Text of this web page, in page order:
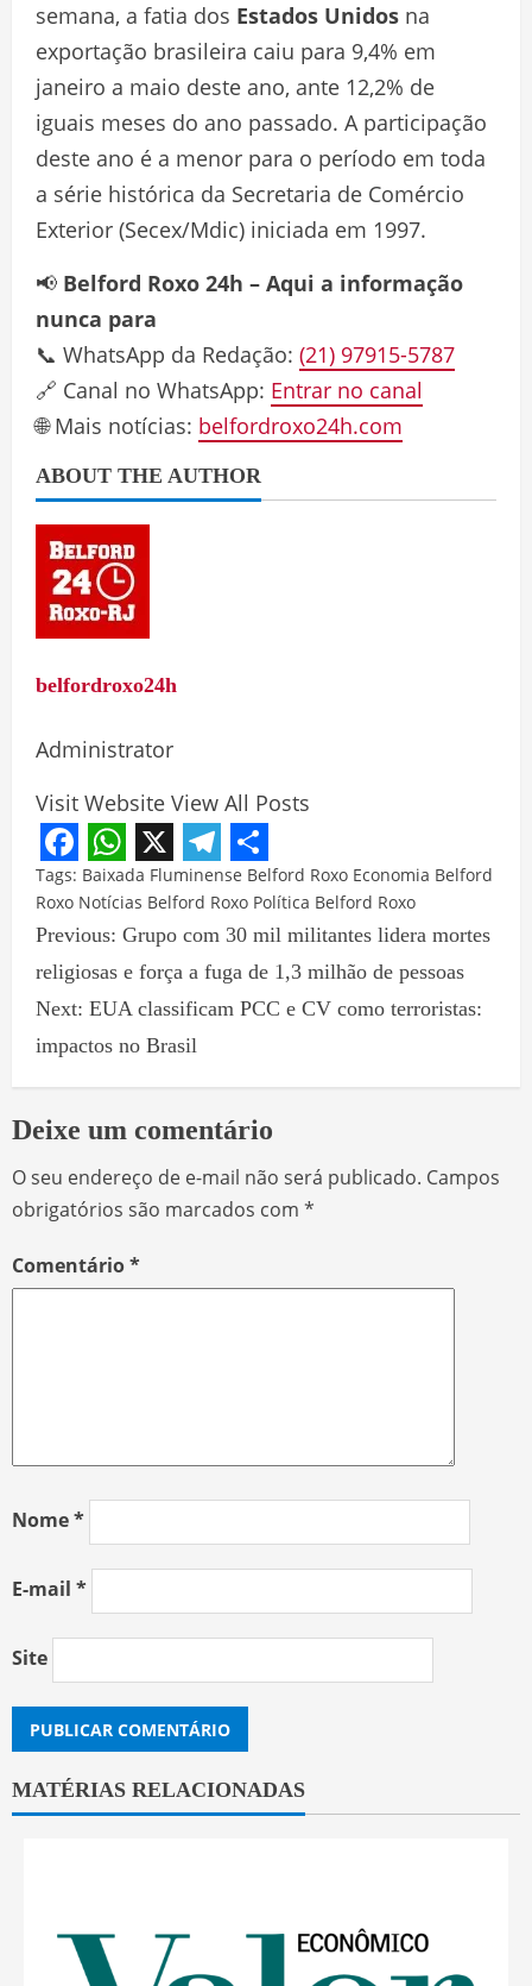
semana, a fatia dos Estados Unidos na
exportação brasileira caiu para 9,4% em
janeiro a maio deste ano, ante 12,2% de
iguais meses do ano passado. A participação
deste ano é a menor para o período em toda
a série histórica da Secretaria de Comércio
Exterior (Secex/Mdic) iniciada em 1997.
📢 Belford Roxo 24h – Aqui a informação
nunca para
📞 WhatsApp da Redação: (21) 97915-5787
🔗 Canal no WhatsApp: Entrar no canal
🌐 Mais notícias: belfordroxo24h.com
ABOUT THE AUTHOR
belfordroxo24h
Administrator
Visit Website View All Posts
Facebook
WhatsApp
X Telegram
Share
Tags: Baixada Fluminense Belford Roxo Economia Belford
Roxo Notícias Belford Roxo Política Belford Roxo
Previous: Grupo com 30 mil militantes lidera mortes
religiosas e força a fuga de 1,3 milhão de pessoas
Next: EUA classificam PCC e CV como terroristas:
impactos no Brasil
Deixe um comentário
O seu endereço de e-mail não será publicado. Campos
obrigatórios são marcados com *
Comentário*
Nome*
E-mail *
Site
MATÉRIAS RELACIONADAS